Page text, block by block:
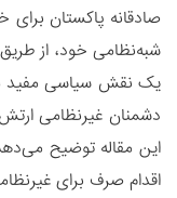
صادقانه پاکستان
شبه‌نظامی خود، از
یک نقش سیاسی مفید
دشمنان غیرنظامی
این مقاله توضیح
اقدام صرف برای